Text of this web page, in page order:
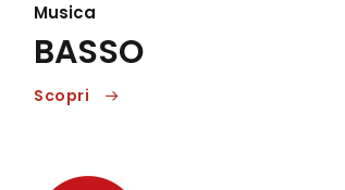
Musica
BASSO
Scopri